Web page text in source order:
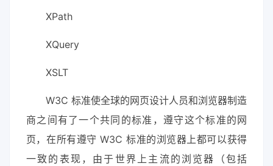
XPath
XQuery
XSLT
W3C 标准使全球的网页设计人员和浏览器制造
商之间有了一个共同的标准，遵守这个标准的网
页，在所有遵守 W3C 标准的浏览器上都可以获得
一致的表现，由于世界上主流的浏览器（包括